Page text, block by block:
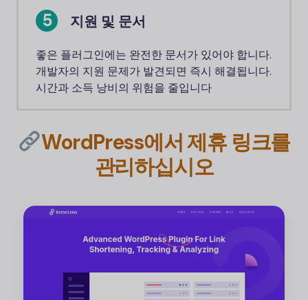
지원 및 문서
좋은 플러그인에는 완전한 문서가 있어야 합니다.
개발자의 지원 문제가 발견되면 즉시 해결됩니다.
시간과 소득 낭비의 위험을 줄입니다
WordPress에서 제휴 링크를
관리하십시오